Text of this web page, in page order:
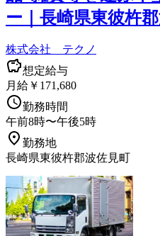
ー｜長崎県東彼杵
株式会社 テクノ
想定給与
月給￥171,680
勤務時間
午前8時〜午後5時
勤務地
長崎県東彼杵郡波佐見町